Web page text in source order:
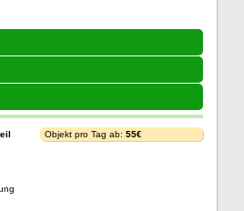
Objekt pro Tag ab: 55€